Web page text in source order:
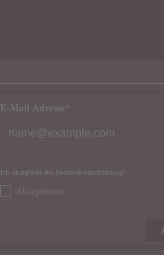
E-Mail Adresse*
Ich akzeptiere die Datenschutzerklärung*
Akzeptieren